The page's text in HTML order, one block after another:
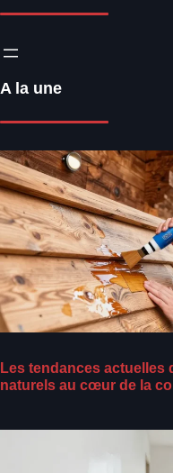
A la une
Les tendances actuelles
naturels au cœur de la